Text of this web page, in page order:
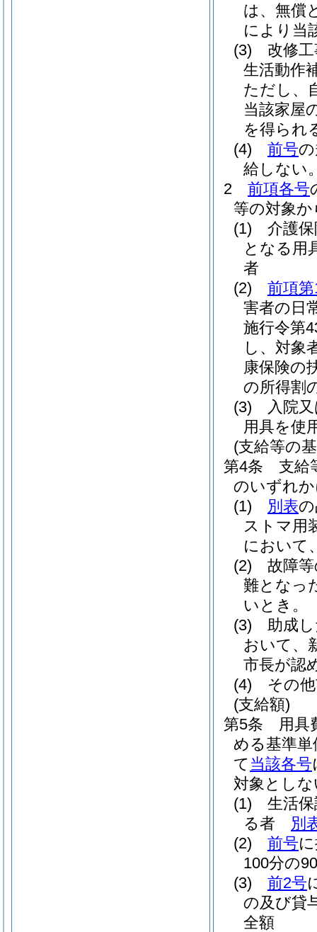
は、無償
により当
(3)
改修
生活動作
ただし、
当該家屋
を得られ
(4)
前号
給しない
2
前項各号
等の対象
(1)
介護
となる用
者
(2)
前項
害者の日
施行令第
し、対象
康保険の
の所得割
(3)
入院
用具を使
(支給等の
第4条
支給
のいずれ
(1)
別表
ストマ用
において
(2)
故障
難となっ
いとき。
(3)
助成
おいて、
市長が認
(4)
その
(支給額)
第5条
用具
める基準
て 当該各号
対象とし
(1)
生活
る者 別
(2)
前号
100分の
(3)
前2号
の及び貸
全額